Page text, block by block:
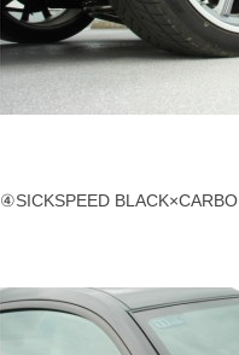
④SICKSPEED